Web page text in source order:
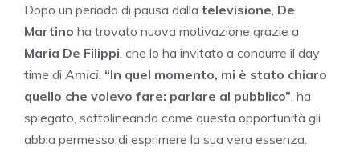
Dopo un periodo di pausa dalla televisione, De
Martino ha trovato nuova motivazione grazie a
Maria De Filippi, che lo ha invitato a condurre il day
time di Amici. “In quel momento, mi è stato chiaro
quello che volevo fare: parlare al pubblico”, ha
spiegato, sottolineando come questa opportunità gli
abbia permesso di esprimere la sua vera essenza.